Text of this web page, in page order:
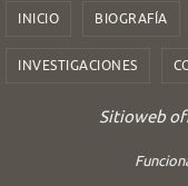
INICIO BIOGRAFÍA
INVESTIGACIONES
Sitioweb